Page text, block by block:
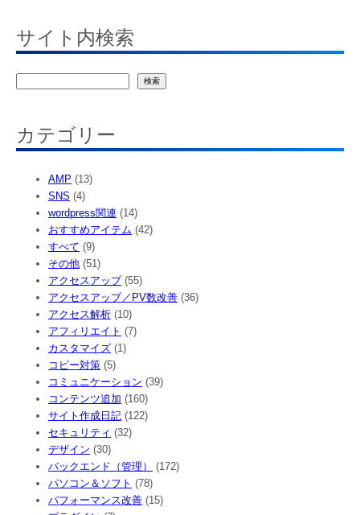
サイト内検索
検索
カテゴリー
AMP (13)
SNS (4)
wordpress関連 (14)
おすすめアイテム (42)
すべて (9)
その他 (51)
アクセスアップ(55)
アクセスアップ／PV数改善 (36)
アクセス解析 (10)
アフィリエイト (7)
カスタマイズ (1)
コピー対策 (5)
コミュニケーション (39)
コンテンツ追加 (160)
サイト作成日記 (122)
セキュリティ (32)
デザイン (30)
バックエンド（管理）
(172)
パソコン＆ソフト (78)
パフォーマンス改善 (15)